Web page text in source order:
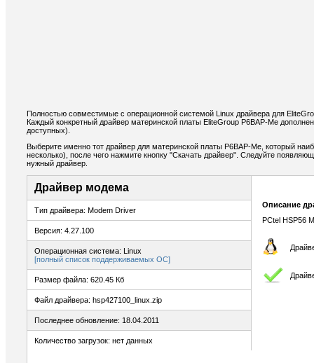
Полностью совместимые с операционной системой Linux драйвера для
Каждый конкретный драйвер материнской платы EliteGroup P6BAP-Me
доступных).
Выберите именно тот драйвер для материнской платы P6BAP-Me, который
несколько), после чего нажмите кнопку "Скачать драйвер". Следуйте
нужный драйвер.
Драйвер модема
Тип драйвера: Modem Driver
Версия: 4.27.100
Операционная система: Linux
[полный список поддерживаемых ОС]
Размер файла: 620.45 Кб
Файл драйвера: hsp427100_linux.zip
Последнее обновление: 18.04.2011
Количество загрузок: нет данных
Описание
PCtel HSP56